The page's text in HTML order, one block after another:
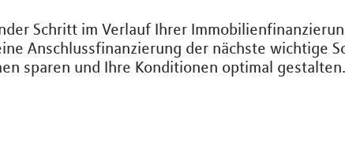
Schritt im Verlauf Ihrer
Anschlussfinanzierung der nächste wichtige
sparen und Ihre Konditionen optimal gestalten.